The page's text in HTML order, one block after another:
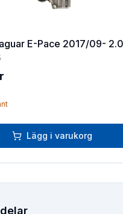
E-Pace 2017/09-
Lägg i varukorg